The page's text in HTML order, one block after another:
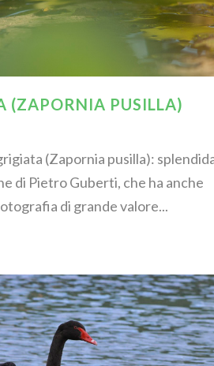
(ZAPORNIA PUSILLA)
(Zapornia pusilla):
di Pietro Guberti, che ha anche
di grande valore...